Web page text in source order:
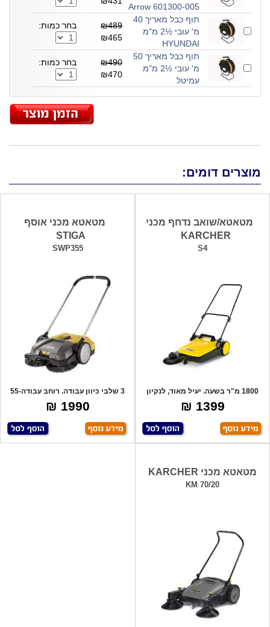
601300-005 Arrow
תוף כבל מאריך 40
מ' עובי ½2 מ"מ
HYUNDAI
₪489
בחר כמות:
תוף כבל מאריך 50
מ' עובי ½2 מ"מ
עמיטל
₪490
בחר כמות:
מוצרים דומים:
מטאטא/שואב נדחף מכני
KARCHER
S4
1800 מ"ר בשעה. יעיל מאוד, לנקיון
מושלם ו
1399 ₪
מטאטא מכני אוסף
STIGA
SWP355
3 שלבי כיוון עבודה. רוחב עבודה-55
ס"מ. ס
1990 ₪
מטאטא מכני KARCHER
KM 70/20